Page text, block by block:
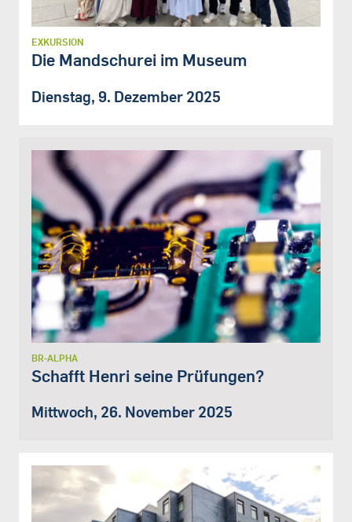
EXKURSION
Die Mandschurei im Museum
Dienstag, 9. Dezember 2025
BR-ALPHA
Schafft Henri seine Prüfungen?
Mittwoch, 26. November 2025